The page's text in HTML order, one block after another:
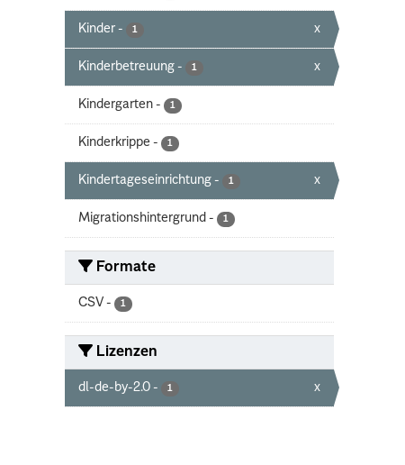
Kinder - 1 x
Kinderbetreuung - 1 x
Kindergarten - 1
Kinderkrippe - 1
Kindertageseinrichtung - 1 x
Migrationshintergrund - 1
Formate
CSV - 1
Lizenzen
dl-de-by-2.0 - 1 x